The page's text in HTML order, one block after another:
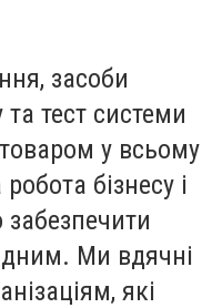
засоби
та тест системи
у всьому
бізнесу і
Ми вдячні
які